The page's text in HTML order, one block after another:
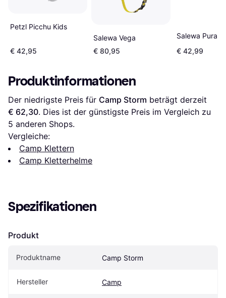
Petzl Picchu Kids
€ 42,95
Salewa Vega
€ 80,95
Salewa Pura
€ 42,99
Produktinformationen
Der niedrigste Preis für Camp Storm
€ 62,30
5 anderen Shops.
Vergleiche:
Camp Klettern
Camp Kletterhelme
Spezifikationen
Produkt
Produktname Camp Storm
Hersteller Camp